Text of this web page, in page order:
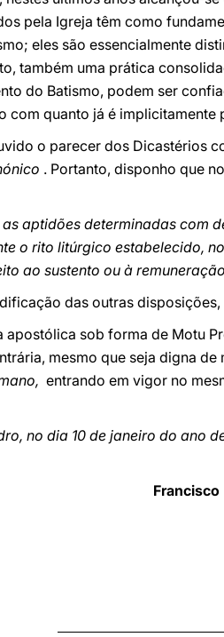
pela Igreja têm como
eles são essencialmente
também uma prática
do Batismo, podem ser
com quanto já é
o parecer dos Dicastérios
. Portanto, disponho que
aptidões determinadas com
o rito litúrgico estabelecido,
ao sustento ou à
das outras
apostólica sob forma de Motu
mesmo que seja digna
entrando em vigor no
no dia 10 de janeiro do ano
Francisco